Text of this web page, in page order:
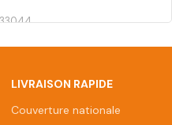
LIVRAISON RAPIDE
Couverture nationale